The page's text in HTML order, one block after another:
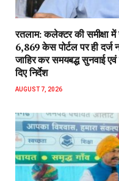
रतलाम: कलेक्टर की समीक्षा में
6,869 केस पोर्टल पर ही दर्ज
जाहिर कर समयबद्ध सुनवाई
दिए निर्देश
AUGUST 7, 2026